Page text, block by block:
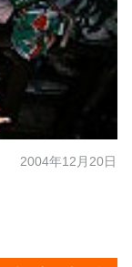
2004年12月20日